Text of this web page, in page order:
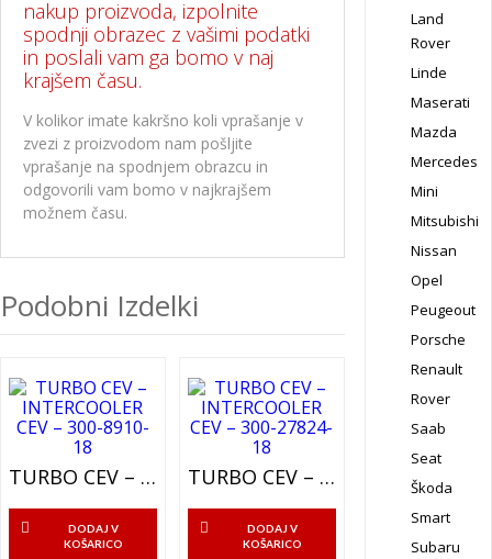
nakup proizvoda, izpolnite
spodnji obrazec z vašimi podatki
in poslali vam ga bomo v naj
krajšem času.
V kolikor imate kakršno koli vprašanje v
zvezi z proizvodom nam pošljite
vprašanje na spodnjem obrazcu in
odgovorili vam bomo v najkrajšem
možnem času.
Podobni Izdelki
TURBO CEV – INTERCOOLER CEV – 300-8910-18
DODAJ V
KOŠARICO
TURBO CEV – INTERCOOLER CEV – 301-27824-18
DODAJ V
KOŠARICO
Land
Rover
Linde
Maserati
Mazda
Mercedes
Mini
Mitsubishi
Nissan
Opel
Peugeout
Porsche
Renault
Rover
Saab
Seat
Škoda
Smart
Subaru